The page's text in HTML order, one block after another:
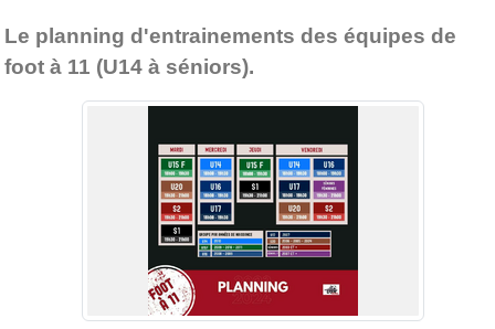
Le planning d'entrainements des équipes de
foot à 11 (U14 à séniors).